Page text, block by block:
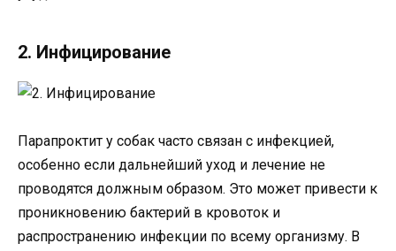
2. Инфицирование
Парапроктит у собак часто связан с инфекцией,
особенно если дальнейший уход и лечение не
проводятся должным образом. Это может привести к
проникновению бактерий в кровоток и
распространению инфекции по всему организму. В